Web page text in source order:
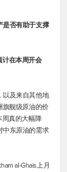
是否有助于支撑
计在本周开会
以及来自其他地
旗舰级原油的价
周真的大幅降
中东原油的需求
al-Ghais上月